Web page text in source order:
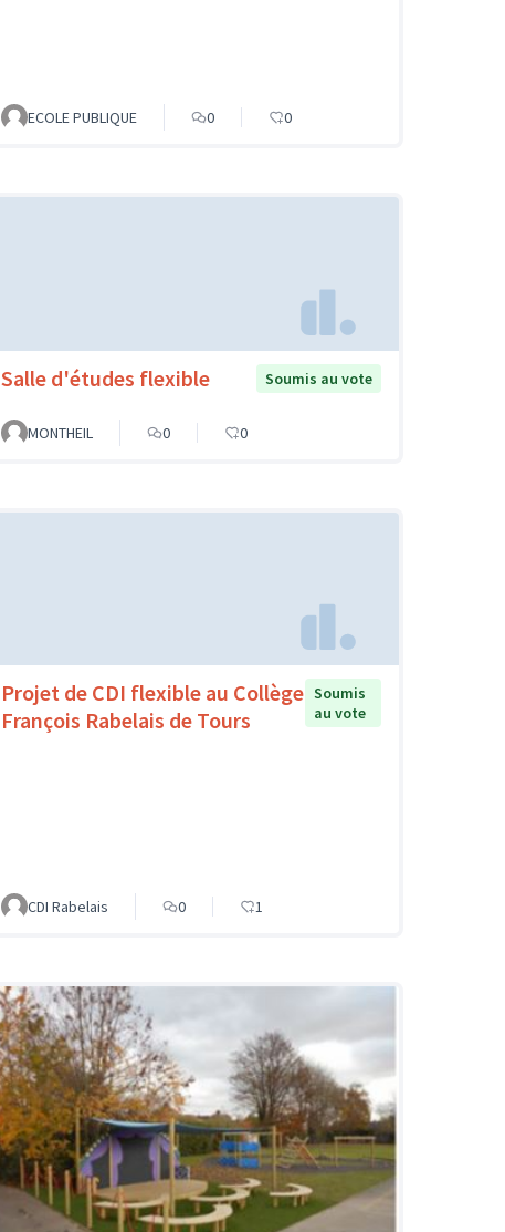
ECOLE PUBLIQUE 0 0
Salle d'études flexible Soumis au vote
MONTHEIL 0 0
Projet de CDI flexible au Collège
François Rabelais de Tours
Soumis
au vote
CDI Rabelais 0 1